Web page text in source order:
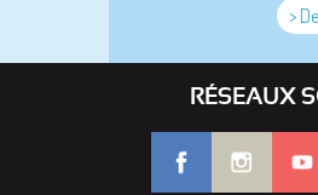
>
RÉSEAUX